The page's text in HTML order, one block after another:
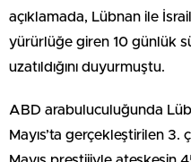
açıklamada, Lübnan ile
yürürlüğe giren 10 günlük
uzatıldığını duyurmuştu.
ABD arabuluculuğunda
Mayıs’ta gerçekleştirilen